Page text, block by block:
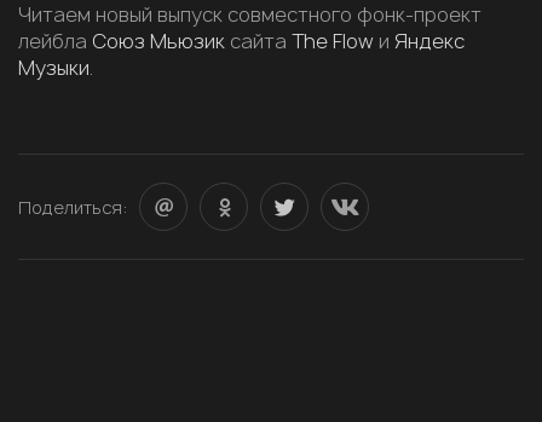
Читаем новый выпуск совместного фонк-проект
лейбла Союз Мьюзик сайта The Flow и Яндекс
Музыки.
Поделиться: